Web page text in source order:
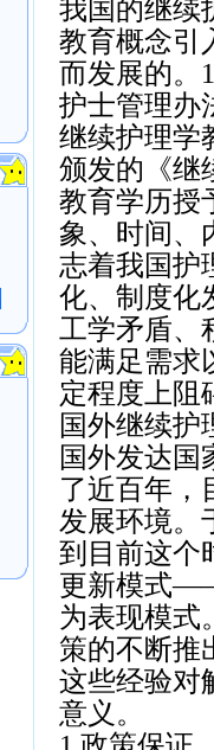
我国的继续
教育概念引
而发展的。
护士管理办
继续护理学
颁发的《继
教育学历授
象、时间、
志着我国护
化、制度化
工学矛盾、
能满足需求
定程度上阻
国外继续护
国外发达国
了近百年，
发展环境。
到目前这个
更新模式
为表现模式
策的不断推
这些经验对
意义。